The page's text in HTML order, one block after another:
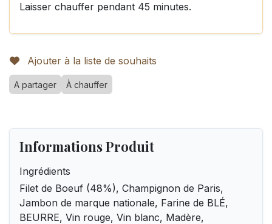
Laisser chauffer pendant 45 minutes.
Ajouter à la liste de souhaits
A partager À chauffer
Informations Produit
Ingrédients
Filet de Boeuf (48%), Champignon de Paris,
Jambon de marque nationale, Farine de BLÉ,
BEURRE, Vin rouge, Vin blanc, Madère,